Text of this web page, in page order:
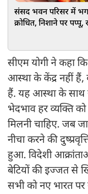
संसद भवन परिसर में
क्रोधित, निशाने पर
सीएम योगी ने कहा
आस्था के केंद्र नहीं हैं,
हैं. यह आस्था के साथ
भेदभाव हर व्यक्ति
मिलनी चाहिए. जब
नीचा करने की
हुआ. विदेशी
बेटियों की इज्जत से
सभी को नए भारत पर